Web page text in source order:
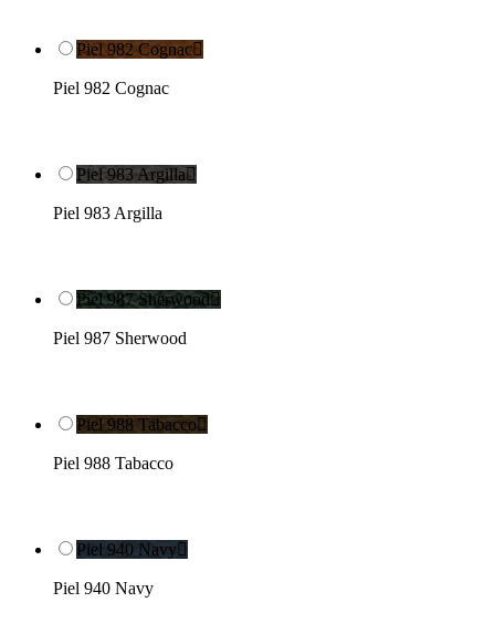
Piel 982 Cognac
Piel 982 Cognac
Piel 983 Argilla
Piel 983 Argilla
Piel 987 Sherwood
Piel 987 Sherwood
Piel 988 Tabacco
Piel 988 Tabacco
Piel 940 Navy
Piel 940 Navy